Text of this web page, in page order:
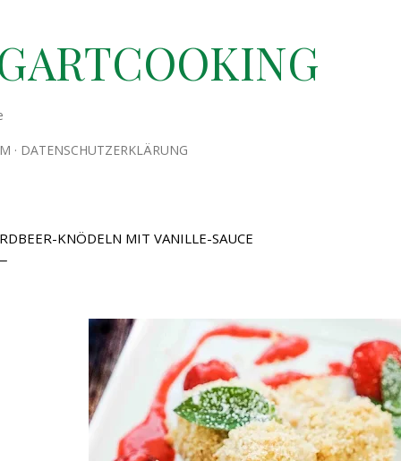
DATENSCHUTZERKLÄRUNG
KNÖDELN MIT VANILLE-SAUCE